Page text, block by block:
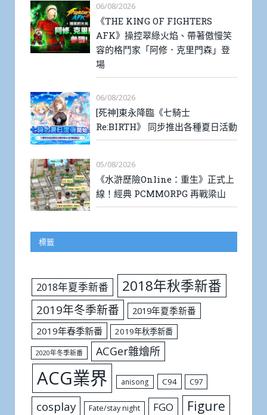
06/08/2026
《THE KING OF FIGHTERS
AFK》操控翠綠火焰、帶著傲慢笑
容的格鬥家「阿修．克里門森」登
場
06/08/2026
[死神]東永降臨《七騎士
Re:BIRTH》 同步推出各種夏日活動
05/08/2026
《水滸歷險Online：重生》正式上
線！經典 PCMMORPG 再戰梁山
標籤
2018年夏季新番 2018年秋季新番
2019年冬季新番
2019年夏季新番
2019年春季新番
2019年秋季新番
2020年冬季新番 ACGer雜燴所
ACG業界 anisong C94 C97
cosplay Fate/stay night FGO Figure